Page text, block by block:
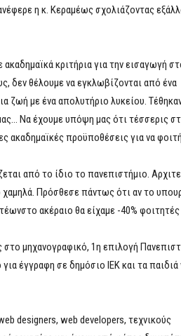
η κ. Κεραμέως σχολιάζοντας
κριτήρια για την εισαγωγή
δεν θέλουμε να εγκλωβίζονται από ένα
ζωή με ένα απολυτήριο λυκείου.
Να έχουμε υπόψη μας ότι τέσσερις
ακαδημαϊκές προϋποθέσεις για να
από το ίδιο το πανεπιστήμιο.
Πρόσθεσε πάντως ότι αν το
ακέραιο θα είχαμε -40% φοιτητές
μηχανογραφικό, 1η επιλογή
έγγραφη σε δημόσιο ΙΕΚ και τα παιδιά
designers, web developers, τεχνικούς